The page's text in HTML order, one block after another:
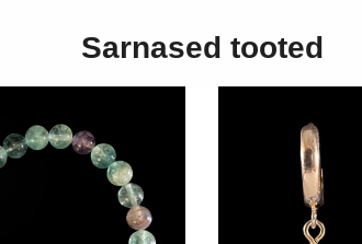
Sarnased tooted